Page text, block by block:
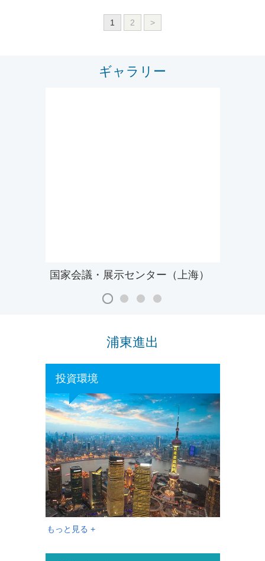
1 2 >
ギャラリー
国家会議・展示センター（上海）
浦東進出
投資環境
もっと見る +